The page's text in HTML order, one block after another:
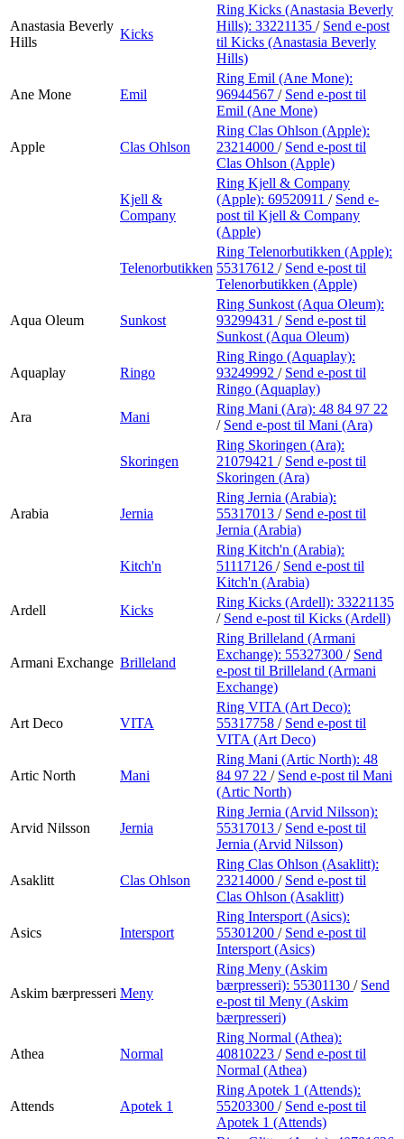
Anastasia Beverly
Hills
Kicks
Ring Kicks (Anastasia Beverly
Hills): 33221135 / Send e-post
til Kicks (Anastasia Beverly
Hills)
Ane Mone Emil
Ring Emil (Ane Mone):
96944567 / Send e-post til
Emil (Ane Mone)
Apple Clas Ohlson
Ring Clas Ohlson (Apple):
23214000 / Send e-post til
Clas Ohlson (Apple)
Kjell &
Company
Ring Kjell & Company
(Apple): 69520911 / Send e-
post til Kjell & Company
(Apple)
Telenorbutikken
Ring Telenorbutikken (Apple):
55317612 / Send e-post til
Telenorbutikken (Apple)
Aqua Oleum Sunkost
Ring Sunkost (Aqua Oleum):
93299431 / Send e-post til
Sunkost (Aqua Oleum)
Aquaplay Ringo
Ring Ringo (Aquaplay):
93249992 / Send e-post til
Ringo (Aquaplay)
Ara
Mani
Ring Mani (Ara): 48 84 97 22
/ Send e-post til Mani (Ara)
Skoringen
Ring Skoringen (Ara):
21079421 / Send e-post til
Skoringen (Ara)
Arabia Jernia
Ring Jernia (Arabia):
55317013 / Send e-post til
Jernia (Arabia)
Kitch'n
Ring Kitch'n (Arabia):
51117126 / Send e-post til
Kitch'n (Arabia)
Ardell
Kicks
Ring Kicks (Ardell): 33221135
/ Send e-post til Kicks (Ardell)
Armani Exchange Brilleland
Ring Brilleland (Armani
Exchange): 55327300 / Send
e-post til Brilleland (Armani
Exchange)
Art Deco VITA
Ring VITA (Art Deco):
55317758 / Send e-post til
VITA (Art Deco)
Artic North Mani
Ring Mani (Artic North): 48
84 97 22 / Send e-post til Mani
(Artic North)
Arvid Nilsson Jernia
Ring Jernia (Arvid Nilsson):
55317013 / Send e-post til
Jernia (Arvid Nilsson)
Asaklitt Clas Ohlson
Ring Clas Ohlson (Asaklitt):
23214000 / Send e-post til
Clas Ohlson (Asaklitt)
Asics Intersport
Ring Intersport (Asics):
55301200 / Send e-post til
Intersport (Asics)
Askim bærpresseri Meny
Ring Meny (Askim
bærpresseri): 55301130 / Send
e-post til Meny (Askim
bærpresseri)
Athea Normal
Ring Normal (Athea):
40810223 / Send e-post til
Normal (Athea)
Attends Apotek 1
Ring Apotek 1 (Attends):
55203300 / Send e-post til
Apotek 1 (Attends)